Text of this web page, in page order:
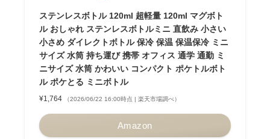
ステンレスボトル 120ml 超軽量 120ml マグボト
ル おしゃれ ステンレスボトルミニ 直飲み 小さい
小さめ ダイレクトボトル 保冷 保温 保温保冷 ミニ
サイズ 水筒 持ち運び 携帯 オフィス 通学 通勤 ミ
ニサイズ 水筒 かわいい コンパクト ポケトルボト
ル ポケとる ミニボトル
¥1,764 （2026/06/22 16:00時点 | 楽天市場調べ）
Amazon